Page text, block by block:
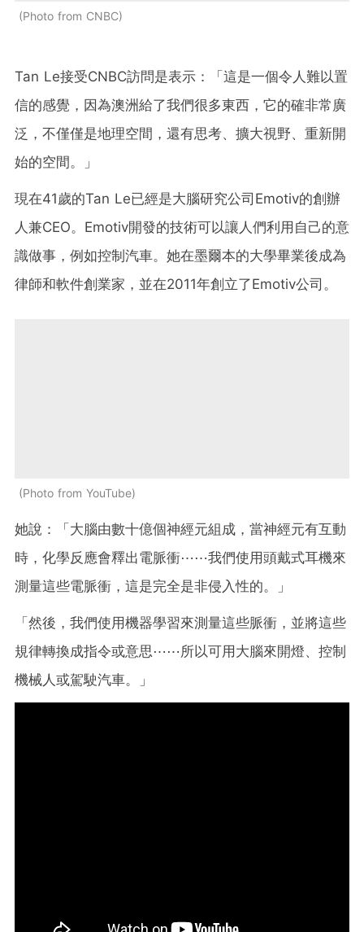
Photo from CNBC
Tan Le接受CNBC訪問是表示：「這是一個令人難以置
信的感覺，因為澳洲給了我們很多東西，它的確非常廣
泛，不僅僅是地理空間，還有思考、擴大視野、重新開
始的空間。」
現在41歲的Tan Le已經是大腦研究公司Emotiv的創辦
人兼CEO。Emotiv開發的技術可以讓人們利用自己的意
識做事，例如控制汽車。她在墨爾本的大學畢業後成為
律師和軟件創業家，並在2011年創立了Emotiv公司。
Photo from YouTube
她說：「大腦由數十億個神經元組成，當神經元有互動
時，化學反應會釋出電脈衝⋯⋯我們使用頭戴式耳機來
測量這些電脈衝，這是完全是非侵入性的。」
「然後，我們使用機器學習來測量這些脈衝，並將這些
規律轉換成指令或意思⋯⋯所以可用大腦來開燈、控制
機械人或駕駛汽車。」